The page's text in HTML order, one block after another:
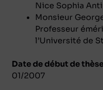
Nice Sophia
Monsieur
Professeur
l’Université de
Date de début de
01/2007